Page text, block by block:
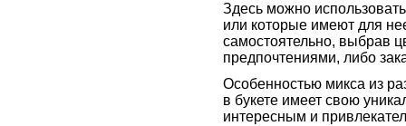
Здесь можно
или которые имеют для
самостоятельно, выбрав
предпочтениями, либо
Особенностью микса из
в букете имеет свою
интересным и